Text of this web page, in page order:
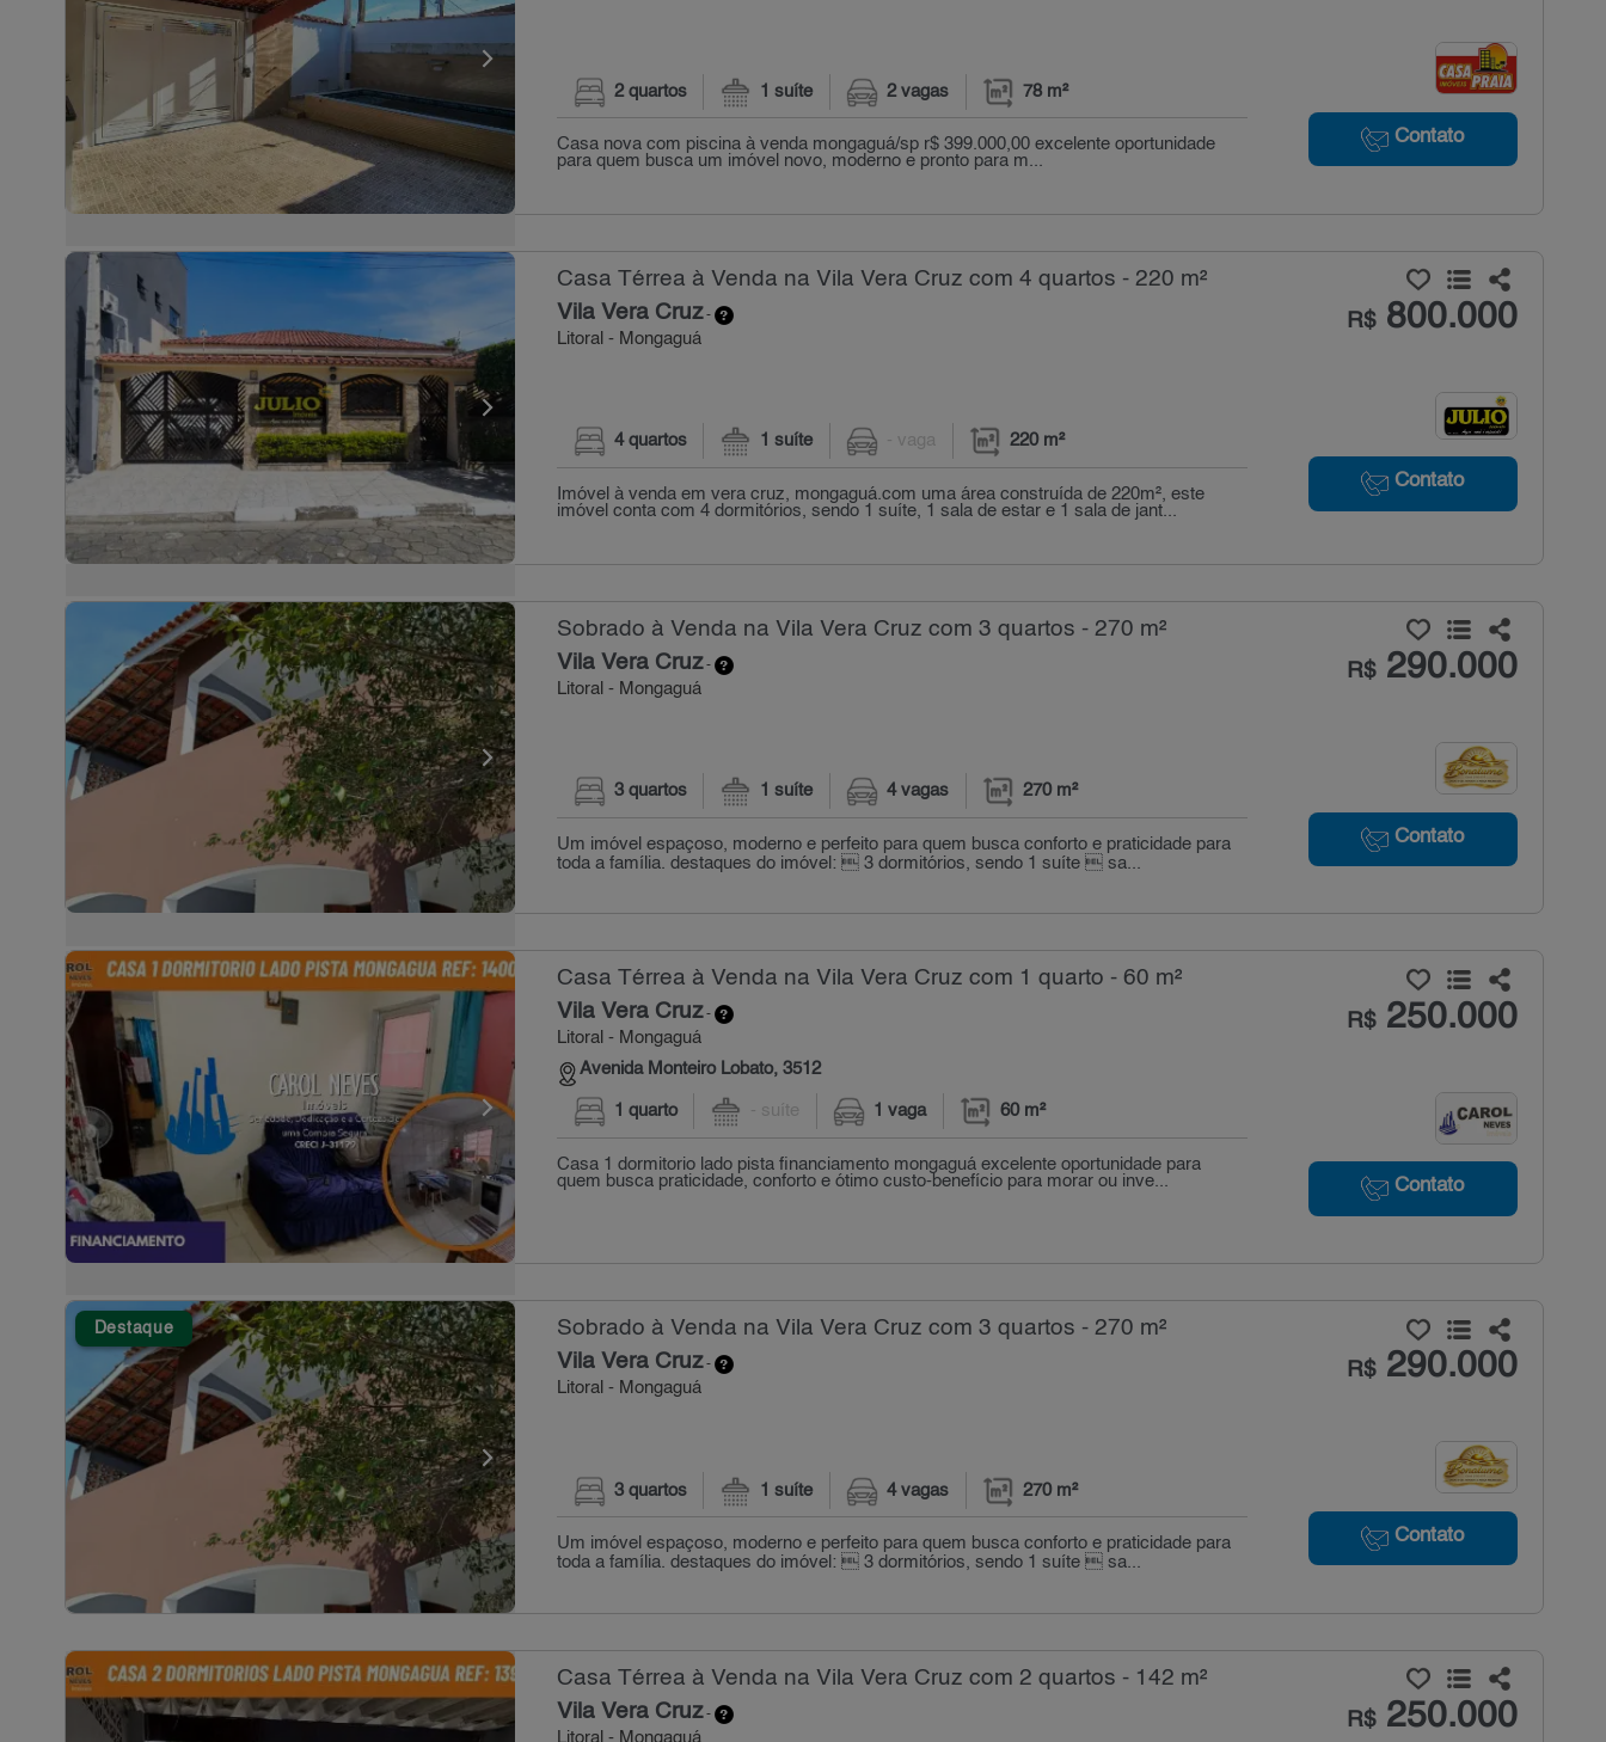
Contato
2 quartos 1 suíte 2 vagas 78 m²
Casa nova com piscina à venda mongaguá/sp r$ 399.000,00 excelente oportunidade
para quem busca um imóvel novo, moderno e pronto para m...
Casa Térrea à Venda na Vila Vera Cruz com 4 quartos - 220 m²
Vila Vera Cruz-
Litoral - Mongaguá
R$800.000
Contato
4 quartos 1 suíte - vaga 220 m²
Imóvel à venda em vera cruz, mongaguá.com uma área construída de 220m², este
imóvel conta com 4 dormitórios, sendo 1 suíte, 1 sala de estar e 1 sala de jant...
Sobrado à Venda na Vila Vera Cruz com 3 quartos - 270 m²
Vila Vera Cruz-
Litoral - Mongaguá
R$290.000
Contato
3 quartos 1 suíte 4 vagas 270 m²
Um imóvel espaçoso, moderno e perfeito para quem busca conforto e praticidade para
toda a família. destaques do imóvel:  3 dormitórios, sendo 1 suíte  sa...
Casa Térrea à Venda na Vila Vera Cruz com 1 quarto - 60 m²
Vila Vera Cruz-
Litoral - Mongaguá
Avenida Monteiro Lobato, 3512
R$250.000
Contato
1 quarto - suíte 1 vaga 60 m²
Casa 1 dormitorio lado pista financiamento mongaguá excelente oportunidade para
quem busca praticidade, conforto e ótimo custo-benefício para morar ou inve...
Destaque Sobrado à Venda na Vila Vera Cruz com 3 quartos - 270 m²
Vila Vera Cruz-
Litoral - Mongaguá
R$290.000
Contato
3 quartos 1 suíte 4 vagas 270 m²
Um imóvel espaçoso, moderno e perfeito para quem busca conforto e praticidade para
toda a família. destaques do imóvel:  3 dormitórios, sendo 1 suíte  sa...
Casa Térrea à Venda na Vila Vera Cruz com 2 quartos - 142 m²
Vila Vera Cruz-
Litoral - Mongaguá
R$250.000